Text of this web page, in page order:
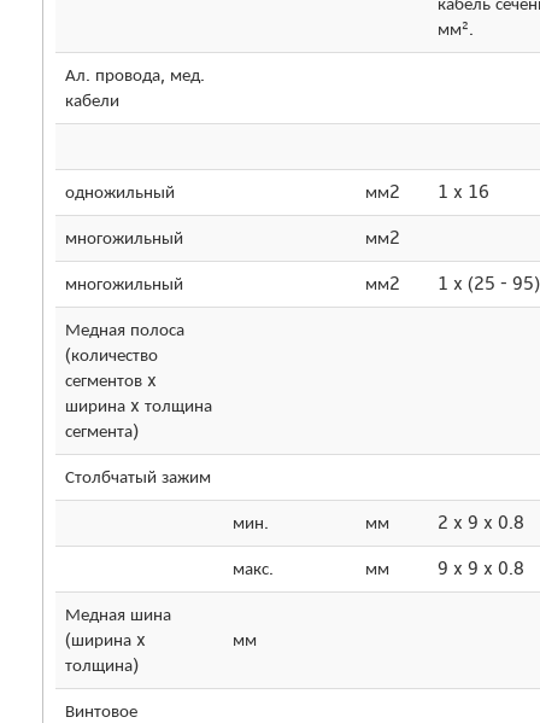
мм².
Ал. провода, мед.
кабели
одножильный мм2 1 x 16
многожильный мм2
многожильный мм2 1 x (25 - 95)
Медная полоса
(количество
сегментов x
ширина x толщина
сегмента)
Столбчатый зажим
мин. мм 2 x 9 x 0.8
макс. мм 9 x 9 x 0.8
Медная шина
(ширина x
толщина)
мм
Винтовое